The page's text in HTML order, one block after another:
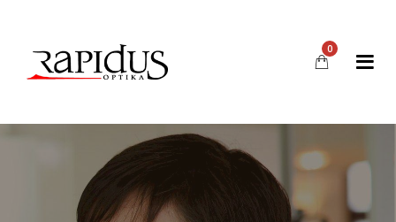
0